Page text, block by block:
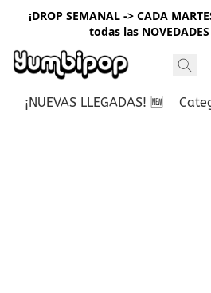
¡DROP SEMANAL -> CADA
todas las
¡NUEVAS LLEGADAS! 🆕